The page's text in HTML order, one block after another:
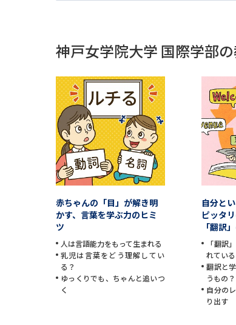
神戸女学院大学 国際学部
赤ちゃんの「目」が解き明
かす、言葉を学ぶ力のヒミ
ツ
人は言語能力をもって生まれる
乳児は言葉をどう理解してい
る？
ゆっくりでも、ちゃんと追いつ
く
自分と
ピッタ
「翻訳
「翻訳
れている
翻訳と
うもの？
自分の
り出す